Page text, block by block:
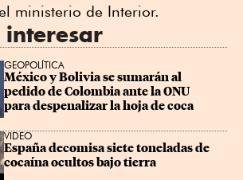
ministerio de Interior.
interesar
GEOPOLÍTICA
México y Bolivia se sumarán al
pedido de Colombia ante la ONU
para despenalizar la hoja de coca
VIDEO
España decomisa siete toneladas de
cocaína ocultos bajo tierra